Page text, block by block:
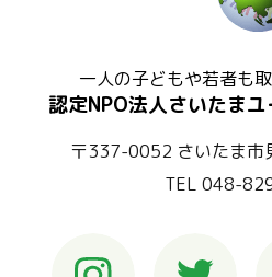
一人の子どもや若者も
認定NPO法人さいたま
〒337-0052 さいたま市
TEL 048-